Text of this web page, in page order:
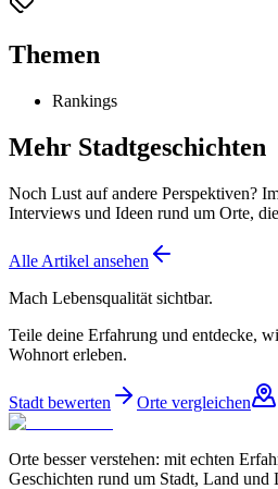
Themen
Rankings
Mehr Stadtgeschichten
Noch Lust auf andere Perspektiven?
Interviews und Ideen rund um Orte,
Alle Artikel ansehen
Mach Lebensqualität sichtbar.
Teile deine Erfahrung und entdecke,
Wohnort erleben.
Stadt bewerten Orte vergleichen
Orte besser verstehen: mit echten
Geschichten rund um Stadt, Land und